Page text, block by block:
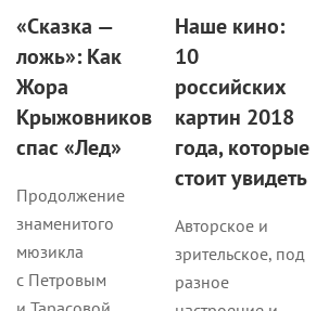
«Сказка —
ложь»: Как
Жора
Крыжовников
спас «Лед»
Продолжение
знаменитого
мюзикла
с Петровым
Наше кино:
10
российских
картин 2018
года, которые
стоит увидеть
Авторское и
зрительское, под
разное